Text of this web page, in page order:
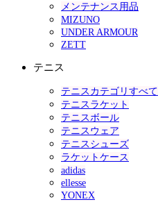
メンテナンス用品
MIZUNO
UNDER ARMOUR
ZETT
テニス
テニスカテゴリすべて
テニスラケット
テニスボール
テニスウェア
テニスシューズ
ラケットケース
adidas
ellesse
YONEX